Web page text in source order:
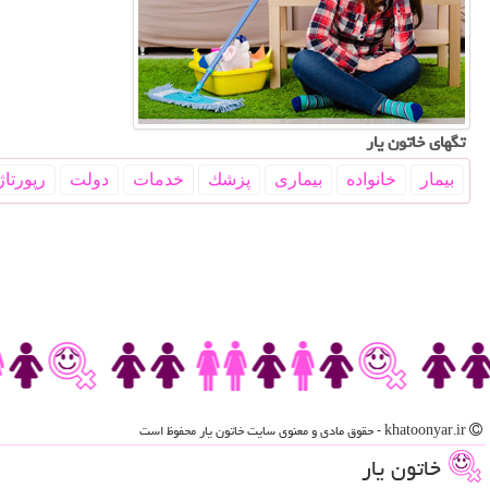
تگهای خاتون یار
بیمار خانواده بیماری پزشك خدمات دولت رپورتاژ
خاتون یار